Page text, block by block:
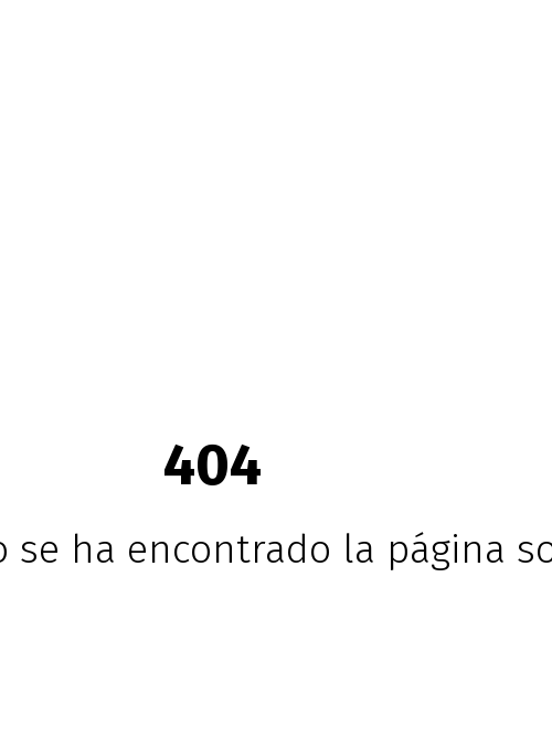
404
se ha encontrado la página